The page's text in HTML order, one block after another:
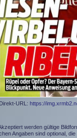
Direkt-URL: https://
werden gültige
Angaben sind optional,